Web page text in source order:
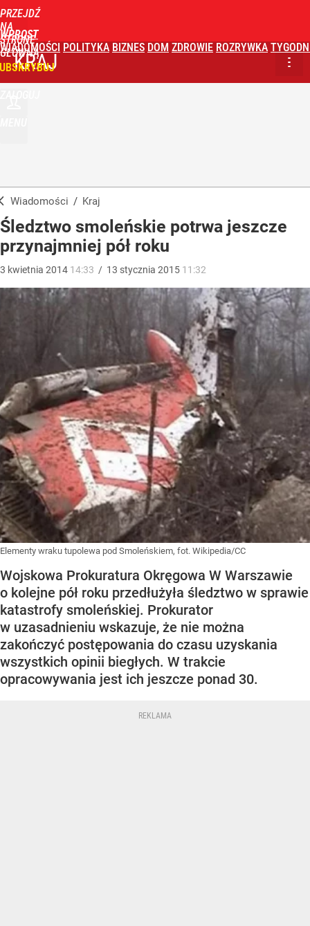
PRZEJDŹ
NA
STRONĘ
GŁÓWNĄ
WPROST
WIADOMOŚCI POLITYKA BIZNES DOM ZDROWIE ROZRYWKA
KRAJ
Wiadomości / Kraj
Śledztwo smoleńskie potrwa jeszcze
przynajmniej pół roku
3 kwietnia 2014 14:33 / 13 stycznia 2015 11:32
Elementy wraku tupolewa pod Smoleńskiem, fot. Wikipedia/CC
Wojskowa Prokuratura Okręgowa W Warszawie
o kolejne pół roku przedłużyła śledztwo w sprawie
katastrofy smoleńskiej. Prokurator
w uzasadnieniu wskazuje, że nie można
zakończyć postępowania do czasu uzyskania
wszystkich opinii biegłych. W trakcie
opracowywania jest ich jeszcze ponad 30.